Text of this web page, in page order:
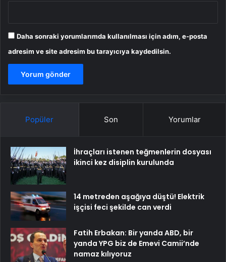
Daha sonraki yorumlarımda kullanılması için adım, e-posta
adresim ve site adresim bu tarayıcıya kaydedilsin.
Popüler Son Yorumlar
İhraçları istenen teğmenlerin dosyası
ikinci kez disiplin kurulunda
14 metreden aşağıya düştü! Elektrik
işçisi feci şekilde can verdi
Fatih Erbakan: Bir yanda ABD, bir
yanda YPG biz de Emevi Camii’nde
namaz kılıyoruz